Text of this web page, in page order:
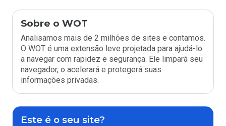
Sobre o WOT
Analisamos mais de 2 milhões de sites e contamos.
O WOT é uma extensão leve projetada para ajudá-lo
a navegar com rapidez e segurança. Ele limpará seu
navegador, o acelerará e protegerá suas
informações privadas.
Este é o seu site?